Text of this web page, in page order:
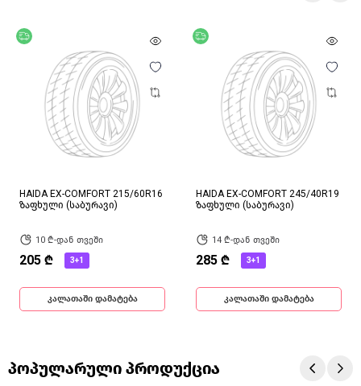
HAIDA EX-COMFORT 215/60R16
ზაფხული (საბურავი)
10 ₾-დან თვეში
205 ₾ 3+1
კალათაში დამატება
HAIDA EX-COMFORT 245/40R19
ზაფხული (საბურავი)
14 ₾-დან თვეში
285 ₾ 3+1
კალათაში დამატება
პოპულარული პროდუქცია